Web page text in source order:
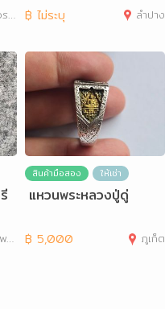
ค์ ฿ ไม่ระบุ ลำปาง
ร
สินค้ามือสอง ให้เช่า
แหวนพระหลวงปู่ดู่
฿ 5,000 ภูเก็ต